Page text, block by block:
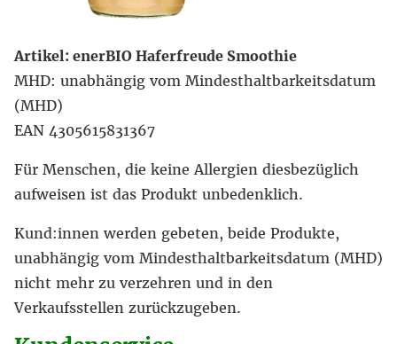
Artikel: enerBIO Haferfreude Smoothie
MHD: unabhängig vom Mindesthaltbarkeitsdatum
(MHD)
EAN 4305615831367
Für Menschen, die keine Allergien diesbezüglich
aufweisen ist das Produkt unbedenklich.
Kund:innen werden gebeten, beide Produkte,
unabhängig vom Mindesthaltbarkeitsdatum (MHD)
nicht mehr zu verzehren und in den
Verkaufsstellen zurückzugeben.